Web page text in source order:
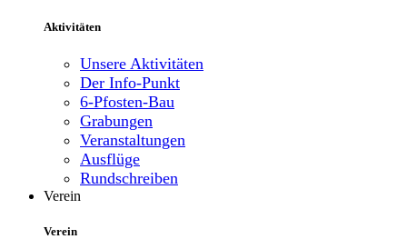
Aktivitäten
Unsere Aktivitäten
Der Info-Punkt
6-Pfosten-Bau
Grabungen
Veranstaltungen
Ausflüge
Rundschreiben
Verein
Verein